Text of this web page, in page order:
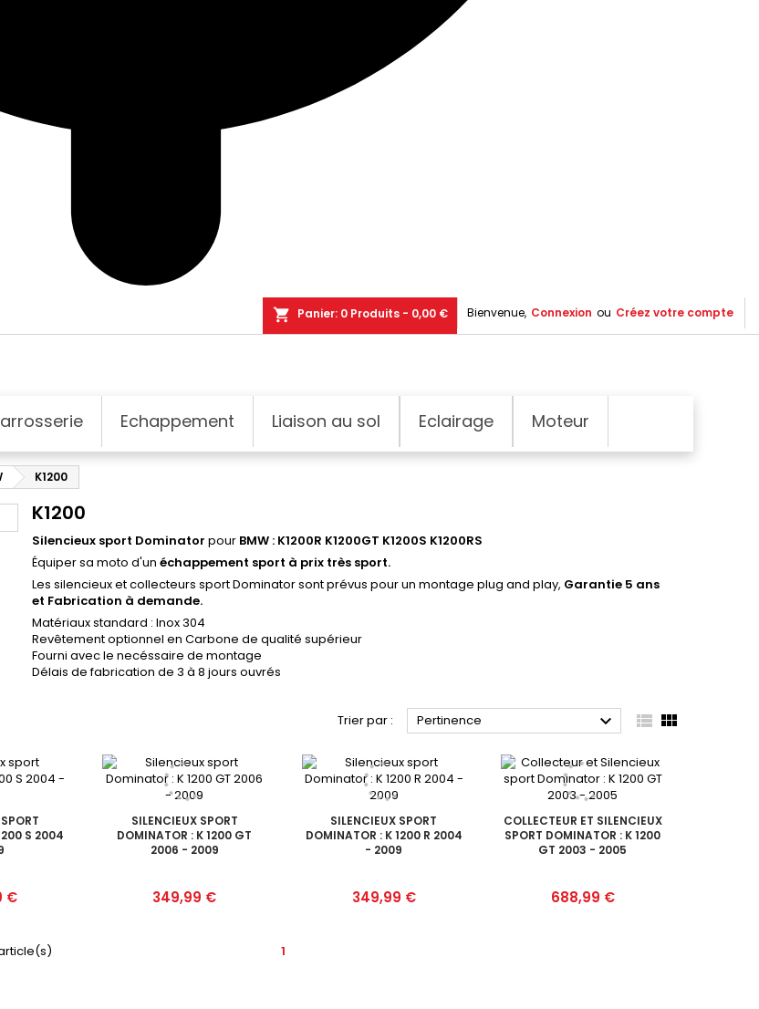
Bienvenue, Connexion ou Créez votre compte
shopping_cart Panier: 0 Produits - 0,00 €
Echappement Liaison au sol Eclairage Moteur
K1200
K1200
Silencieux sport Dominator pour BMW : K1200R K1200GT K1200S K1200RS
Équiper sa moto d'un échappement sport à prix très sport.
Les silencieux et collecteurs sport Dominator sont prévus pour un montage plug and play, Garantie 5 ans
et Fabrication à demande.
Matériaux standard : Inox 304
Revêtement optionnel en Carbone de qualité supérieur
Fourni avec le necéssaire de montage
Délais de fabrication de 3 à 8 jours ouvrés
Trier par : Pertinence   
S 2004
€
SILENCIEUX SPORT
DOMINATOR : K 1200 GT
2006 - 2009
Prix
349,99 €
SILENCIEUX SPORT
DOMINATOR : K 1200 R 2004
- 2009
Prix
349,99 €
COLLECTEUR ET SILENCIEUX
SPORT DOMINATOR : K 1200
GT 2003 - 2005
Prix
688,99 €
1